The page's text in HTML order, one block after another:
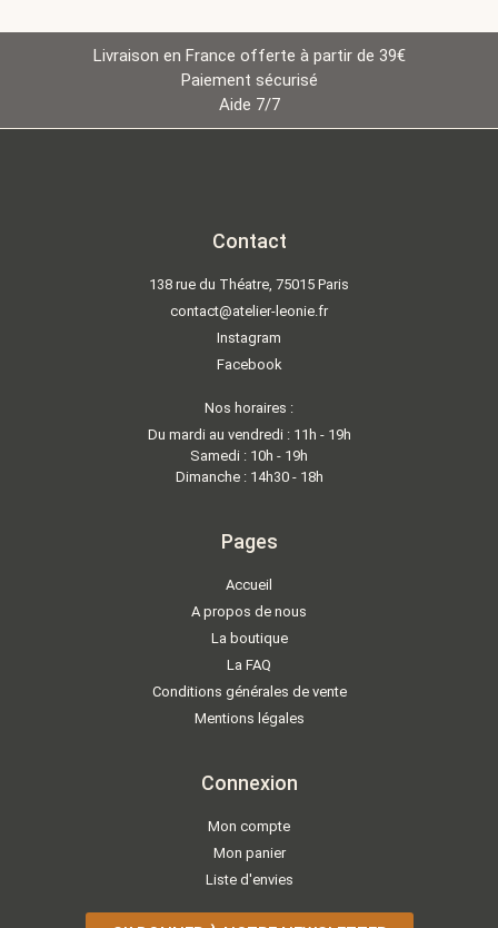
Livraison en France offerte à partir de 39€
Paiement sécurisé
Aide 7/7
Contact
138 rue du Théatre, 75015 Paris
contact@atelier-leonie.fr
Instagram
Facebook
Nos horaires :
Du mardi au vendredi : 11h - 19h
Samedi : 10h - 19h
Dimanche : 14h30 - 18h
Pages
Accueil
A propos de nous
La boutique
La FAQ
Conditions générales de vente
Mentions légales
Connexion
Mon compte
Mon panier
Liste d'envies